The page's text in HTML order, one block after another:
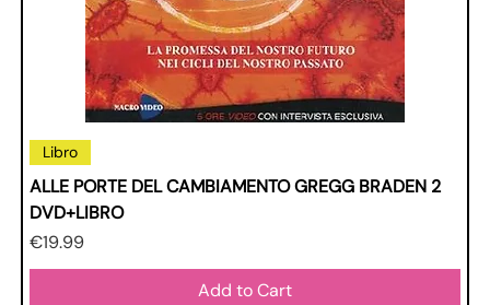
Libro
ALLE PORTE DEL CAMBIAMENTO GREGG BRADEN 2
DVD+LIBRO
Price
€19.99
Add to Cart